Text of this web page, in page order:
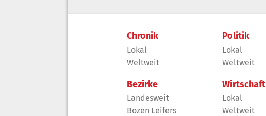
Chronik
Lokal
Weltweit
Bezirke
Landesweit
Bozen Leifers
Politik
Lokal
Weltweit
Wirtschaft
Lokal
Weltweit